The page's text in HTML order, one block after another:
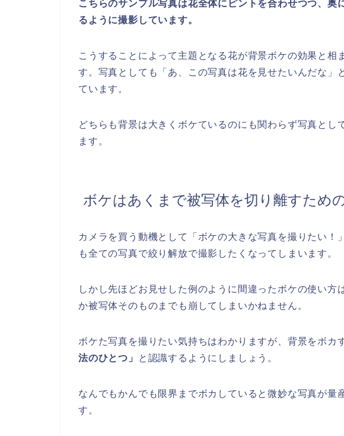
こちらのサンプル写真は花全体にピントを合わせつつ、奥
るように撮影しています。
こうすることによって主題となる花が背景ボケの効果と相
す。写真としても「あ、この写真は花を見せたいんだな」
ています。
どちらも背景は大きくボケているのにも関わらず写真とし
ます。
ボケはあくまで被写体を切り離すため
カメラを買う動機として「ボケの大きな写真を撮りたい！
も全ての写真で絞り解放で撮影したくなってしまいます。
しかし先ほどお見せした例のように間違ったボケの使い方
か被写体そのものまでも崩してしまいかねません。
ボケた写真を撮りたい気持ちはわかりますが、背景をボカ
法のひとつ」
と認識するようにしましょう。
なんでもかんでも限界までボカしていると微妙な写真が量
す。